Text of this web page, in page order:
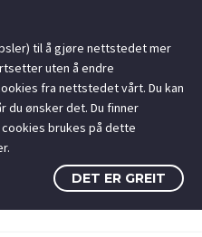
til å gjøre nettstedet mer
uten å endre
fra nettstedet vårt. Du kan
du ønsker det. Du finner
brukes på dette
DET ER GREIT